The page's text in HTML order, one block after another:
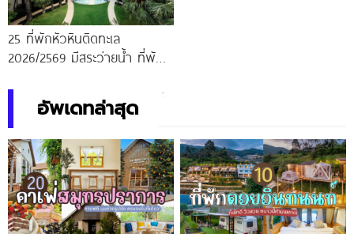
25 ที่พักหัวหินติดทะเล
2026/2569 มีสระว่ายน้ำ ที่พัก
อัพเดทล่าสุด